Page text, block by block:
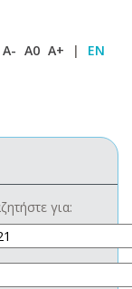
A- A0 A+ | EN
για: